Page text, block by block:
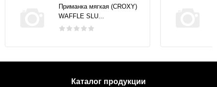
Приманка мягкая (CROXY)
WAFFLE SLU...
Каталог продукции